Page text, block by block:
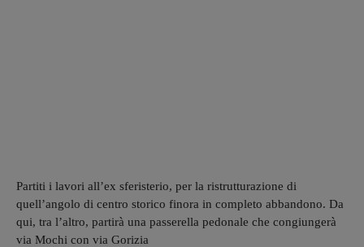
Partiti i lavori all’ex sferisterio, per la ristrutturazione di
quell’angolo di centro storico finora in completo abbandono. Da
qui, tra l’altro, partirà una passerella pedonale che congiungerà
via Mochi con via Gorizia